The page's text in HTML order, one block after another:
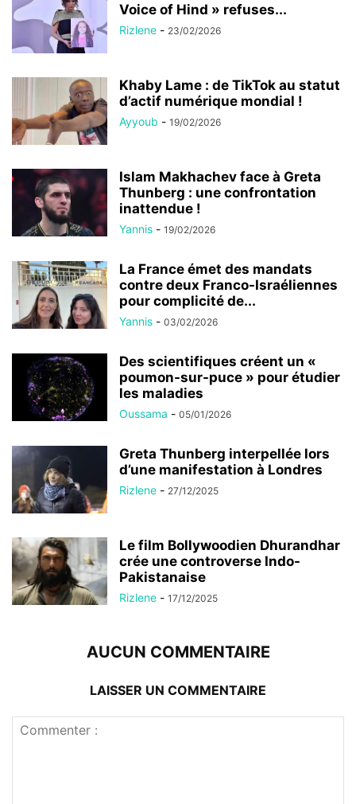
Voice of Hind » refuses...
Rizlene - 23/02/2026
Khaby Lame : de TikTok au statut
d’actif numérique mondial !
Ayyoub - 19/02/2026
Islam Makhachev face à Greta
Thunberg : une confrontation
inattendue !
Yannis - 19/02/2026
La France émet des mandats
contre deux Franco-Israéliennes
pour complicité de...
Yannis - 03/02/2026
Des scientifiques créent un «
poumon-sur-puce » pour étudier
les maladies
Oussama - 05/01/2026
Greta Thunberg interpellée lors
d’une manifestation à Londres
Rizlene - 27/12/2025
Le film Bollywoodien Dhurandhar
crée une controverse Indo-
Pakistanaise
Rizlene - 17/12/2025
AUCUN COMMENTAIRE
LAISSER UN COMMENTAIRE